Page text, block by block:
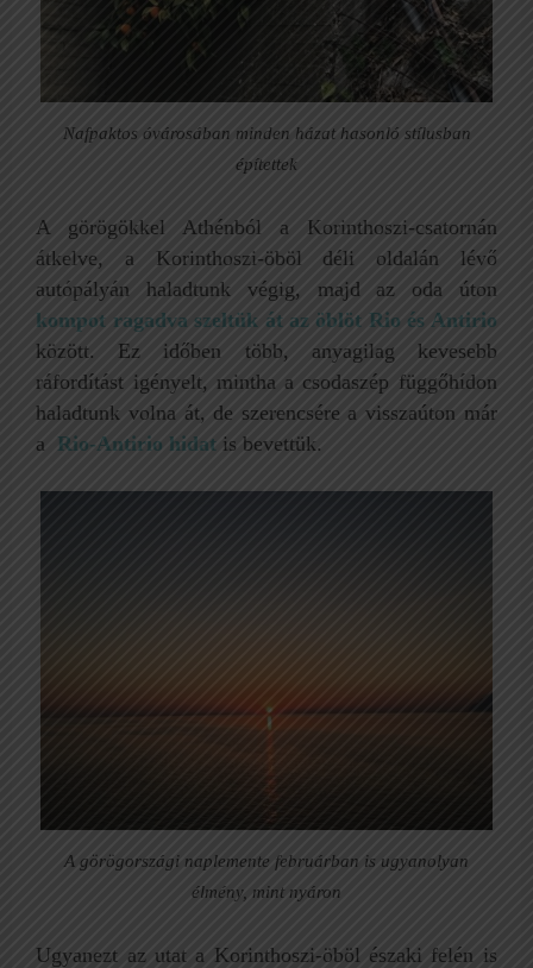
Nafpaktos óvárosában minden házat hasonló stílusban
építettek
A görögökkel Athénból a Korinthoszi-csatornán
átkelve, a Korinthoszi-öböl déli oldalán lévő
autópályán haladtunk végig, majd az oda úton
kompot ragadva szeltük át az öblöt Rio és Antirio
között. Ez időben több, anyagilag kevesebb
ráfordítást igényelt, mintha a csodaszép függőhídon
haladtunk volna át, de szerencsére a visszaúton már
a Rio-Antirio hidat is bevettük.
A görögországi naplemente februárban is ugyanolyan
élmény, mint nyáron
Ugyanezt az utat a Korinthoszi-öböl északi felén is